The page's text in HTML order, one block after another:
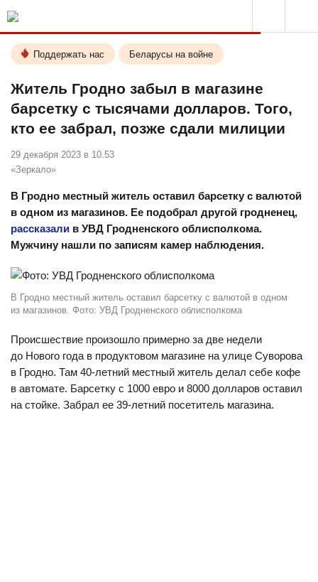
Поддержать нас Беларусы на войне
Житель Гродно забыл в магазине
барсетку с тысячами долларов. Того,
кто ее забрал, позже сдали милиции
29 декабря 2023 в 10.53
«Зеркало»
В Гродно местный житель оставил барсетку с валютой
в одном из магазинов. Ее подобрал другой гродненец,
рассказали в УВД Гродненского облисполкома.
Мужчину нашли по записям камер наблюдения.
В Гродно местный житель оставил барсетку с валютой в одном
из магазинов. Фото: УВД Гродненского облисполкома
Происшествие произошло примерно за две недели
до Нового года в продуктовом магазине на улице Суворова
в Гродно. Там 40-летний местный житель делал себе кофе
в автомате. Барсетку с 1000 евро и 8000 долларов оставил
на стойке. Забрал ее 39-летний посетитель магазина.